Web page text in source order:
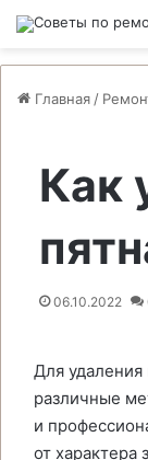
Главная /
Как
06.10.2022
Для удаления
различные
и
от характера